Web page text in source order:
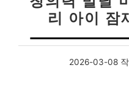
리 아이 잠
2026-03-08